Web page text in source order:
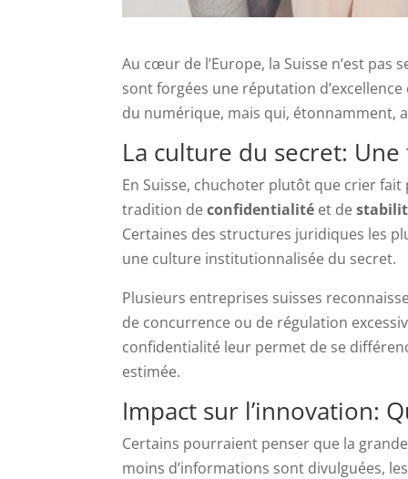
Au cœur de l’Europe, la Suisse n’est
sont forgées une réputation
du numérique, mais qui, étonnamment,
La culture du secret:
En Suisse, chuchoter plutôt que crier
tradition deconfidentialité et de
Certaines des structures juridiques les
une culture institutionnalisée du secret.
Plusieurs entreprises suisses
de concurrence ou de régulation
confidentialité leur permet de se
estimée.
Impact sur l’innovation:
Certains pourraient penser que la
moins d’informations sont divulguées,